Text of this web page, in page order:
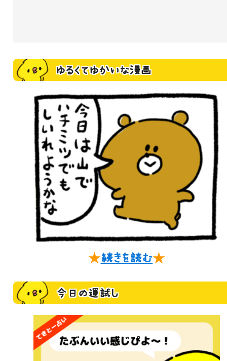
ゆるくてゆかいな漫画
★続きを読む★
今日の運試し